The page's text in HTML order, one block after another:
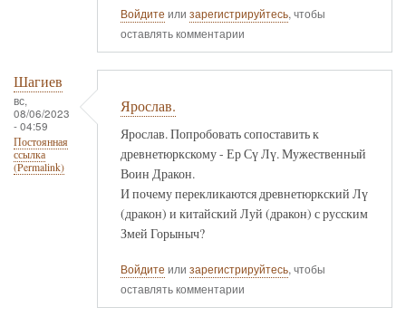
Войдите или зарегистрируйтесь, чтобы
оставлять комментарии
Шагиев
вс,
08/06/2023
- 04:59
Постоянная
ссылка
(Permalink)
Ярослав.
Ярослав. Попробовать сопоставить к
древнетюркскому - Ер Сү Лү. Мужественный
Воин Дракон.
И почему перекликаются древнетюркский Лү
(дракон) и китайский Луй (дракон) с русским
Змей Горыныч?
Войдите или зарегистрируйтесь, чтобы
оставлять комментарии